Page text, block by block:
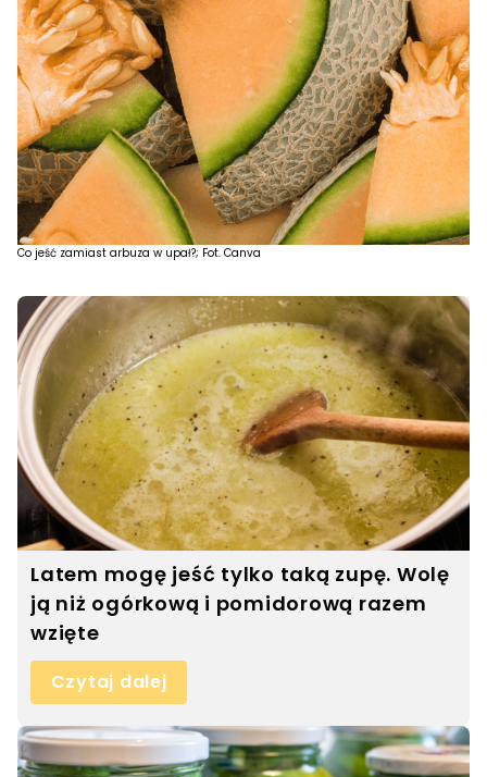
Co jeść zamiast arbuza w upał?; Fot. Canva
Latem mogę jeść tylko taką zupę. Wolę
ją niż ogórkową i pomidorową razem
wzięte
Czytaj dalej